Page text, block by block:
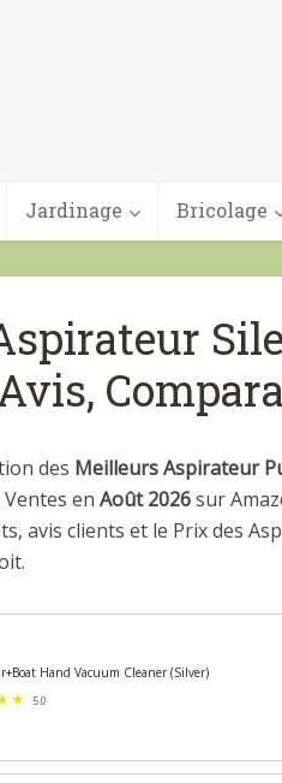
Jardinage Bricolage
des Meilleurs Aspirateur
en Août 2026sur
avis clients et le Prix des
Hand Vacuum Cleaner (Silver)
5.0